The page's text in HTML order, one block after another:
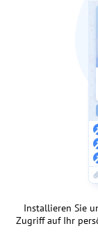
Installieren Sie
Zugriff auf Ihr